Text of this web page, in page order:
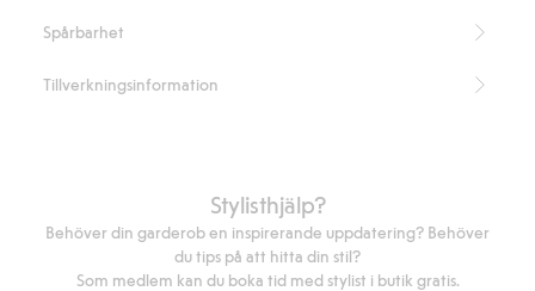
Spårbarhet
Tillverkningsinformation
Stylisthjälp?
Behöver din garderob en inspirerande uppdatering? Behöver
du tips på att hitta din stil?
Som medlem kan du boka tid med stylist i butik gratis.